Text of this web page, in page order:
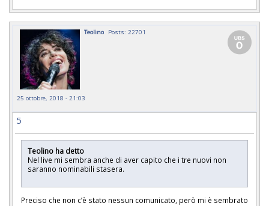
Teolino Posts: 22701
25 ottobre, 2018 - 21:03
5
Teolino ha detto
Nel live mi sembra anche di aver capito che i tre nuovi non
saranno nominabili stasera.
Preciso che non c’è stato nessun comunicato, però mi è sembrato